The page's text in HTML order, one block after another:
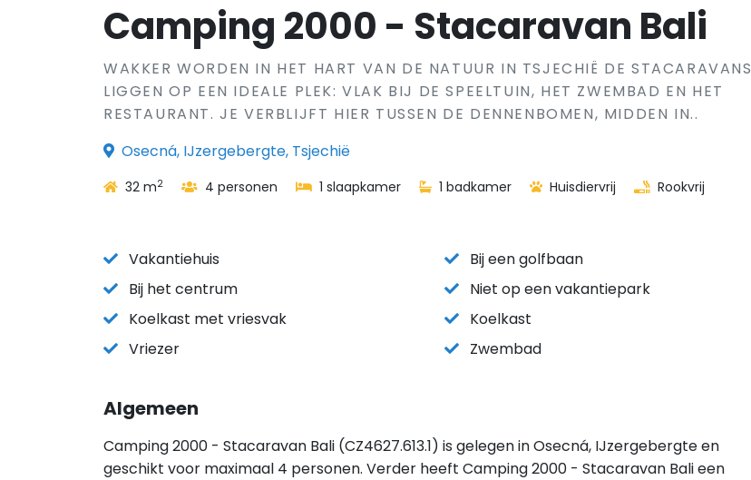
Camping 2000 - Stacaravan Bali
WAKKER WORDEN IN HET HART VAN DE NATUUR IN TSJECHIË DE STACARAVANS
LIGGEN OP EEN IDEALE PLEK: VLAK BIJ DE SPEELTUIN, HET ZWEMBAD EN HET
RESTAURANT. JE VERBLIJFT HIER TUSSEN DE DENNENBOMEN, MIDDEN IN..
Osecná, IJzergebergte, Tsjechië
32 m2 4 personen 1 slaapkamer 1 badkamer Huisdiervrij Rookvrij
Vakantiehuis
Bij een golfbaan
Bij het centrum
Niet op een vakantiepark
Koelkast met vriesvak
Koelkast
Vriezer
Zwembad
Algemeen
Camping 2000 - Stacaravan Bali (CZ4627.613.1) is gelegen in Osecná, IJzergebergte en
geschikt voor maximaal 4 personen. Verder heeft Camping 2000 - Stacaravan Bali een